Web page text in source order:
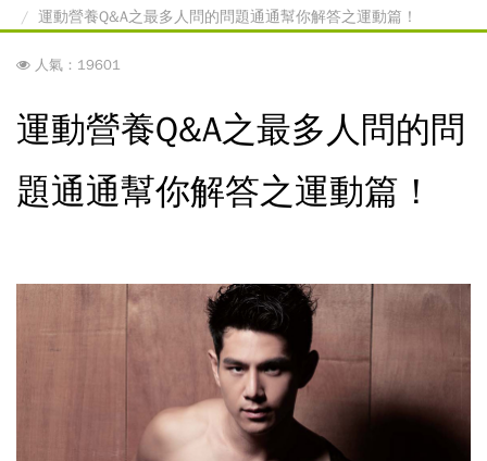
運動營養Q&A之最多人問的問題通通幫你解答之運動篇！
人氣：19601
運動營養Q&A之最多人問的問
題通通幫你解答之運動篇！